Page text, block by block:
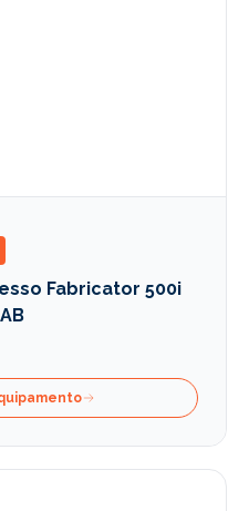
Fabricator 500i